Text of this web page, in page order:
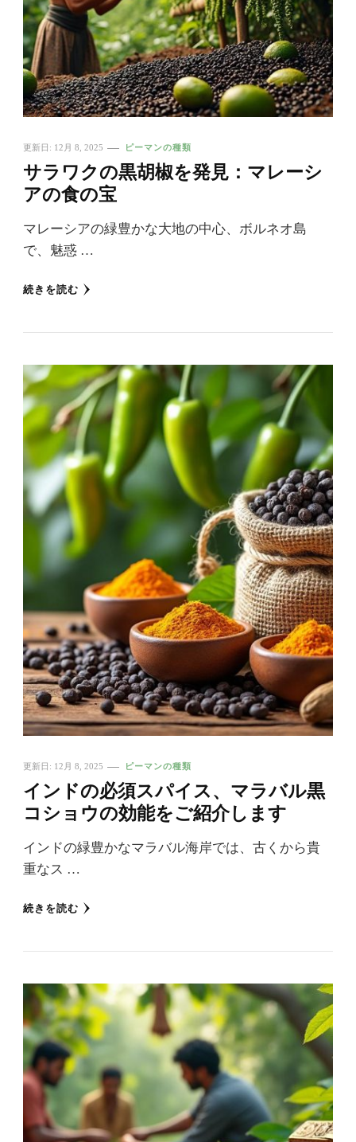
更新日: 12月 8, 2025 ピーマンの種類
サラワクの黒胡椒を発見：マレーシ
アの食の宝
マレーシアの緑豊かな大地の中心、ボルネオ島
で、魅惑 …
続きを読む
更新日: 12月 8, 2025 ピーマンの種類
インドの必須スパイス、マラバル黒
コショウの効能をご紹介します
インドの緑豊かなマラバル海岸では、古くから貴
重なス …
続きを読む